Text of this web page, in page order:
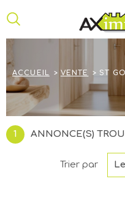
au
au
ACCUEIL VENTE ST
1 ANNONCE(S)
Trier par